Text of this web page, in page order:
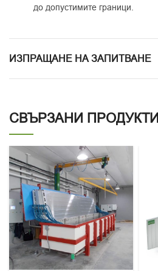
до допустимите граници.
ИЗПРАЩАНЕ НА ЗАПИТВАНЕ
СВЪРЗАНИ ПРОДУКТИ